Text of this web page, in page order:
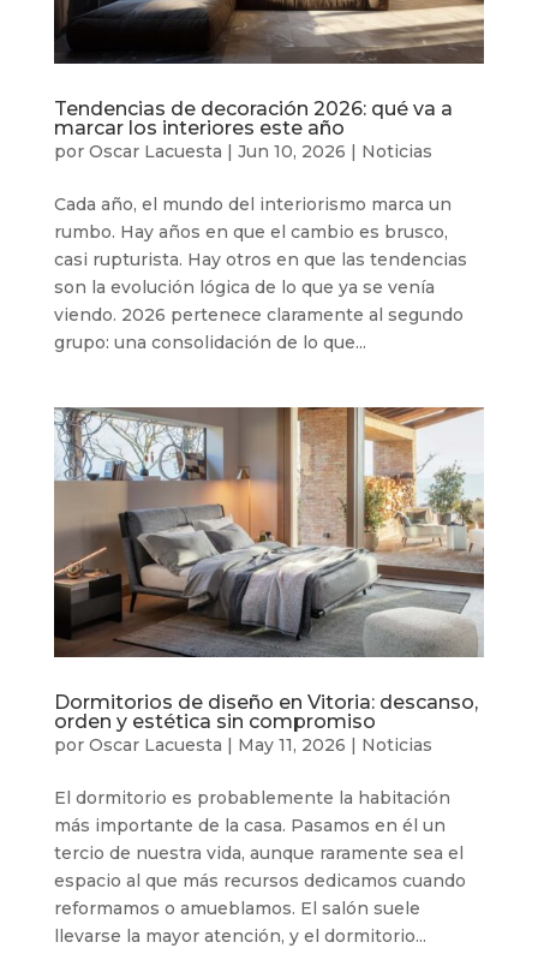
Tendencias de decoración 2026: qué va a
marcar los interiores este año
por Oscar Lacuesta Jun 10, 2026 Noticias
Cada año, el mundo del interiorismo marca un
rumbo. Hay años en que el cambio es brusco,
casi rupturista. Hay otros en que las tendencias
son la evolución lógica de lo que ya se venía
viendo. 2026 pertenece claramente al segundo
grupo: una consolidación de lo que...
Dormitorios de diseño en Vitoria: descanso,
orden y estética sin compromiso
por Oscar Lacuesta | May 11, 2026 | Noticias
El dormitorio es probablemente la habitación
más importante de la casa. Pasamos en él un
tercio de nuestra vida, aunque raramente sea el
espacio al que más recursos dedicamos cuando
reformamos o amueblamos. El salón suele
llevarse la mayor atención, y el dormitorio...